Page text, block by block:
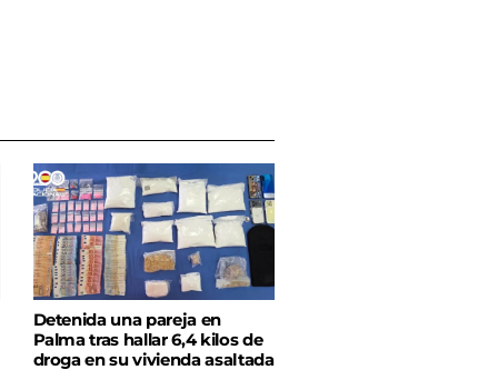
Detenida una pareja en
Palma tras hallar 6,4 kilos de
droga en su vivienda asaltada